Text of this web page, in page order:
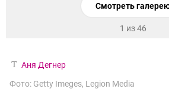
Смотреть
1 из 46
Аня Дегнер
Фото: Getty Imeges, Legion Media